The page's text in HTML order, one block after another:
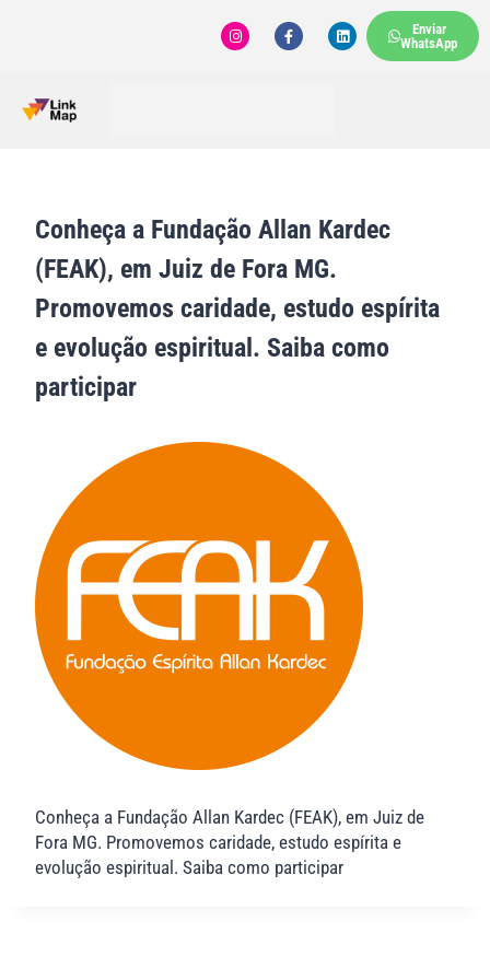
Enviar
WhatsApp
Conheça a Fundação Allan Kardec
(FEAK), em Juiz de Fora MG.
Promovemos caridade, estudo espírita
e evolução espiritual. Saiba como
participar
Conheça a Fundação Allan Kardec (FEAK), em Juiz de
Fora MG. Promovemos caridade, estudo espírita e
evolução espiritual. Saiba como participar